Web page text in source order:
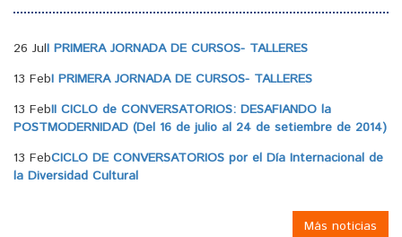
26 JulI PRIMERA JORNADA DE CURSOS- TALLERES
13 FebI PRIMERA JORNADA DE CURSOS- TALLERES
13 FebII CICLO de CONVERSATORIOS: DESAFIANDO la
POSTMODERNIDAD (Del 16 de julio al 24 de setiembre de 2014)
13 FebCICLO DE CONVERSATORIOS por el Día Internacional de
la Diversidad Cultural
Más noticias